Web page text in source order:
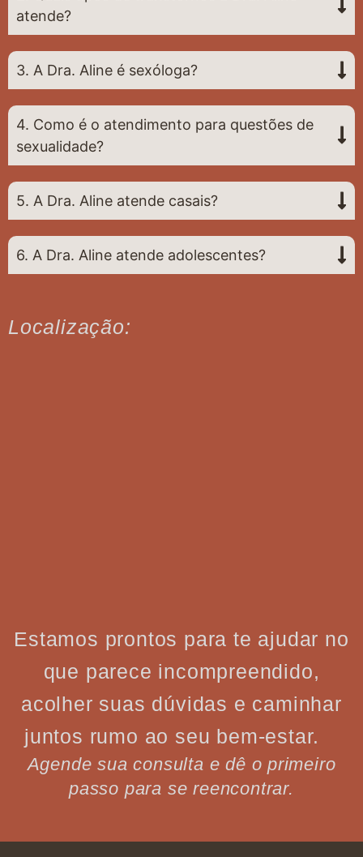
atende?
3. A Dra. Aline é sexóloga?
4. Como é o atendimento para questões de
sexualidade?
5. A Dra. Aline atende casais?
6. A Dra. Aline atende adolescentes?
Localização:
Estamos prontos para te ajudar no
que parece incompreendido,
acolher suas dúvidas e caminhar
juntos rumo ao seu bem-estar.
Agende sua consulta e dê o primeiro
passo para se reencontrar.